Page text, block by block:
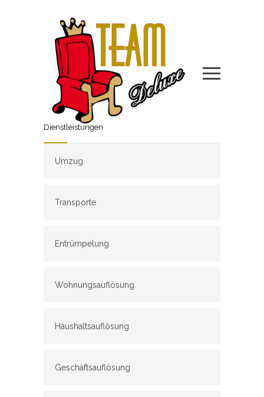
Dienstleistungen
Umzug
Transporte
Entrümpelung
Wohnungsauflösung
Haushaltsauflösung
Geschäftsauflösung